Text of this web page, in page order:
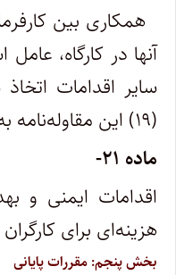
همکاری بین
آنها در کارگاه،
(۱۹) این مقاوله‌نامه به شمار خواهد آمد.
ماده ۲۱-
اقدامات ایمنی
هزینه‌ای برای
بخش پنجم: مقررات پایانی